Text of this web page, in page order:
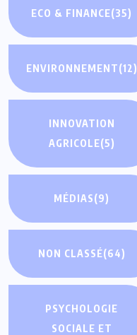
ECO & FINANCE(35)
ENVIRONNEMENT(12)
INNOVATION
AGRICOLE(5)
MÉDIAS(9)
NON CLASSÉ(64)
PSYCHOLOGIE
SOCIALE ET